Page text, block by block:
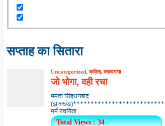
सप्ताह का सितारा
Uncategorized,कविता,काव्यभाषा
जो भोगा, वही रचा
ममता सिंहधनबाद
मर्म रचयिता...
Total Views : 34